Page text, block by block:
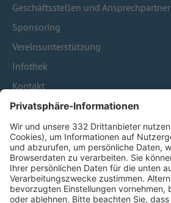
Geschäftsstellen und Ansprechpartner
Sponsoring
Vereinsunterstützung
Infothek
Kontakt
HÄUFIG BESUCHTE SEITEN
Pässe und Vereinswechsel
Trainerausbildung
Schulungsangebot Vereinsmitarbeiter